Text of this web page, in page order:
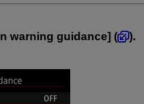
warning guidance] (
).